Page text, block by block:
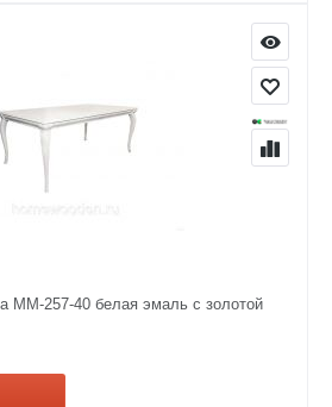
ММ-257-40 белая эмаль с золотой